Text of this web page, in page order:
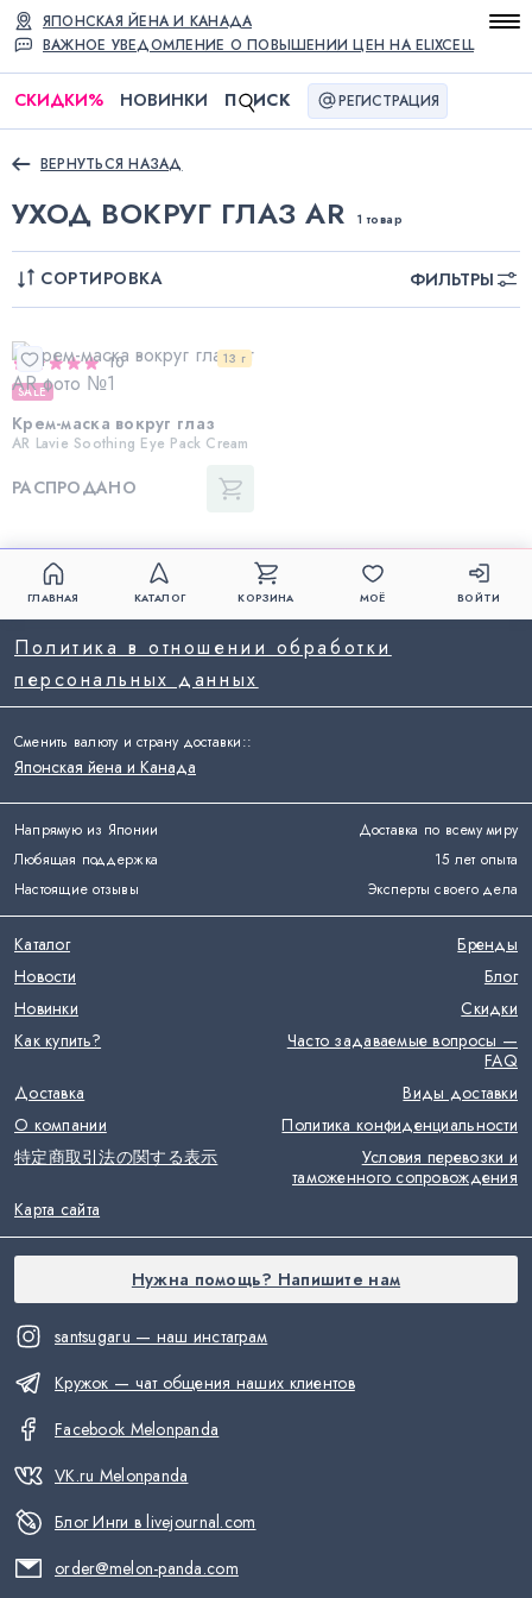
ВАЖНОЕ УВЕДОМЛЕНИЕ О ПОВЫШЕНИИ ЦЕН НА ELIXCELL
ЯПОНСКАЯ ЙЕНА И КАНАДА
СКИДКИ% НОВИНКИ П ИСК РЕГИСТРАЦИЯ
ВЕРНУТЬСЯ НАЗАД
УХОД ВОКРУГ ГЛАЗ AR 1 товар
СОРТИРОВКА ФИЛЬТРЫ
13 г
10
SALE
Крем-маска вокруг глаз
AR Lavie Soothing Eye Pack Cream
РАСПРОДАНО
ГЛАВНАЯ КАТАЛОГ КОРЗИНА МОЁ ВОЙТИ
Напрямую из Японии
Доставка по всему миру
Любящая поддержка
15 лет опыта
Настоящие отзывы
Эксперты своего дела
santsugaru — наш инстаграм
Кружок — чат общения наших клиентов
Facebook Melonpanda
VK.ru Melonpanda
Блог Инги в livejournal.com
order@melon-panda.com
Политика в отношении обработки
персональных данных
Каталог
Бренды
Новости
Блог
Новинки
Скидки
Как купить?
Часто задаваемые вопросы —
FAQ
Доставка
Виды доставки
О компании
Политика конфиденциальности
特定商取引法の関する表示
Условия перевозки и
таможенного сопровождения
Карта сайта
Сменить валюту и страну доставки::
Японская йена и Канада
Нужна помощь? Напишите нам